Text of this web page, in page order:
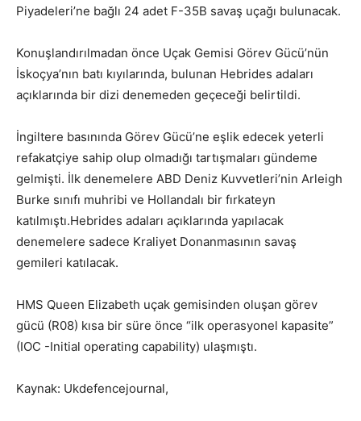
Piyadeleri’ne bağlı 24 adet F-35B savaş uçağı bulunacak.
Konuşlandırılmadan önce Uçak Gemisi Görev Gücü’nün
İskoçya’nın batı kıyılarında, bulunan Hebrides adaları
açıklarında bir dizi denemeden geçeceği belirtildi.
İngiltere basınında Görev Gücü’ne eşlik edecek yeterli
refakatçiye sahip olup olmadığı tartışmaları gündeme
gelmişti. İlk denemelere ABD Deniz Kuvvetleri’nin Arleigh
Burke sınıfı muhribi ve Hollandalı bir fırkateyn
katılmıştı.Hebrides adaları açıklarında yapılacak
denemelere sadece Kraliyet Donanmasının savaş
gemileri katılacak.
HMS Queen Elizabeth uçak gemisinden oluşan görev
gücü (R08) kısa bir süre önce “ilk operasyonel kapasite”
(IOC -Initial operating capability) ulaşmıştı.
Kaynak: Ukdefencejournal,